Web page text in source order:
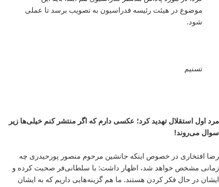
موضوع در هیئت رئیسه فدراسیون به تصویب برسد تا عملی
شود.
تسنیم
مرد اول استقلال تهدید کرد؛ عکسی دارم که اگر منتشر کنم خیلی‌ها زیر
سوال می‌روند!
رضا افتخاری در خصوص اینکه جانشین مرحوم منصور پورحیدری چه
زمانی مشخص خواهد شد، اظهار داشت: با سلطانی‌فر صحبت کرده و
ایشان در حال فکر کردن هستند. ما هم گزینه‌هایی داریم که به ایشان